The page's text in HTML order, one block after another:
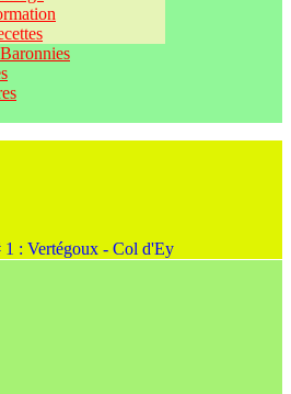
1 : Vertégoux - Col d'Ey